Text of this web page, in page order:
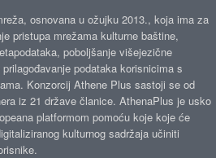
osnovana u ožujku 2013., koja ima za
pristupa mrežama kulturne baštine,
poboljšanje višejezične
podataka korisnicima s
Konzorcij Athene Plus sastoji se od
iz 21 države članice. AthenaPlus je usko
platformom pomoću koje koje će
kulturnog sadržaja učiniti